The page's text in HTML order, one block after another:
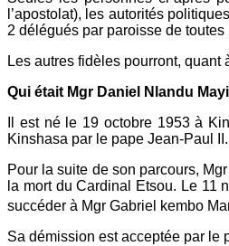
l’apostolat), les autorités
2 délégués par paroisse de
Les autres fidèles pourront, quant
Qui était Mgr Daniel Nlandu Mayi
Il est né le 19 octobre 1953 à
Kinshasa par le pape Jean-Paul
Pour la suite de son parcours,
la mort du Cardinal Etsou. Le 11
succéder à Mgr Gabriel kembo
Sa démission est acceptée par le